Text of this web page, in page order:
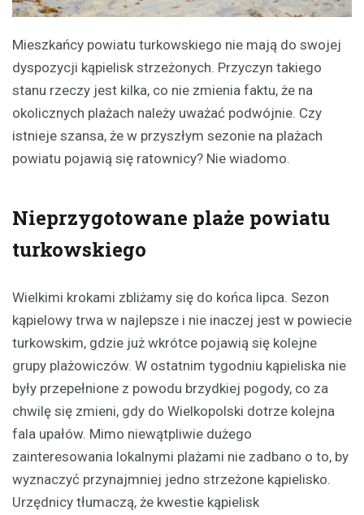
Mieszkańcy powiatu turkowskiego nie mają do swojej
dyspozycji kąpielisk strzeżonych. Przyczyn takiego
stanu rzeczy jest kilka, co nie zmienia faktu, że na
okolicznych plażach należy uważać podwójnie. Czy
istnieje szansa, że w przyszłym sezonie na plażach
powiatu pojawią się ratownicy? Nie wiadomo.
Nieprzygotowane plaże powiatu
turkowskiego
Wielkimi krokami zbliżamy się do końca lipca. Sezon
kąpielowy trwa w najlepsze i nie inaczej jest w powiecie
turkowskim, gdzie już wkrótce pojawią się kolejne
grupy plażowiczów. W ostatnim tygodniu kąpieliska nie
były przepełnione z powodu brzydkiej pogody, co za
chwilę się zmieni, gdy do Wielkopolski dotrze kolejna
fala upałów. Mimo niewątpliwie dużego
zainteresowania lokalnymi plażami nie zadbano o to, by
wyznaczyć przynajmniej jedno strzeżone kąpielisko.
Urzędnicy tłumaczą, że kwestie kąpielisk